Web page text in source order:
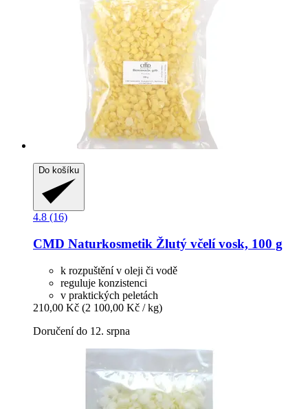
Do košíku
4.8 (16)
CMD Naturkosmetik Žlutý včelí vosk, 100 g
k rozpuštění v oleji či vodě
reguluje konzistenci
v praktických peletách
210,00 Kč (2 100,00 Kč / kg)
Doručení do 12. srpna